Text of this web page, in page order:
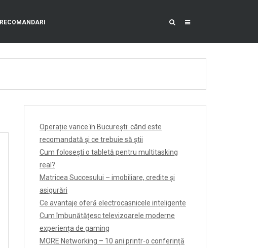
RECOMANDARI
Operație varice în București: când este
recomandată și ce trebuie să știi
Cum folosești o tabletă pentru multitasking
real?
Matricea Succesului – imobiliare, credite și
asigurări
Ce avantaje oferă electrocasnicele inteligente
Cum îmbunătățesc televizoarele moderne
experiența de gaming
MORE Networking – 10 ani printr-o conferință